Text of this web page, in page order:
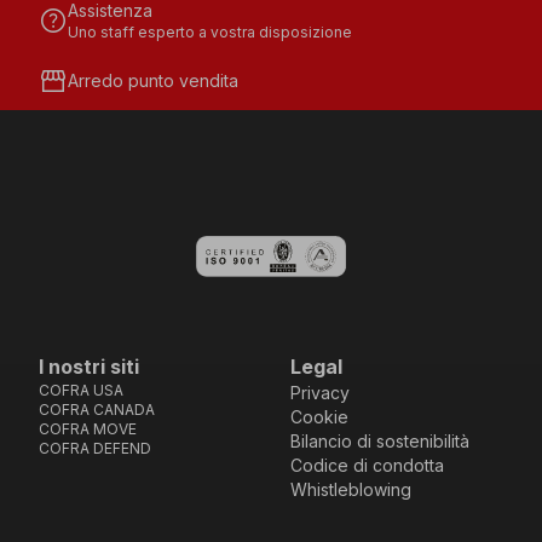
helpAssistenza
Uno staff esperto a vostra disposizione
storefrontArredo punto vendita
I nostri siti
COFRA USA
COFRA CANADA
COFRA MOVE
COFRA DEFEND
Legal
Privacy
Cookie
Bilancio di sostenibilità
Codice di condotta
Whistleblowing